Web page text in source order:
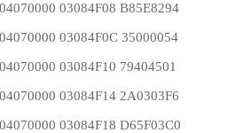
03084F08 B85E8294
03084F0C 35000054
03084F10 79404501
03084F14 2A0303F6
03084F18 D65F03C0